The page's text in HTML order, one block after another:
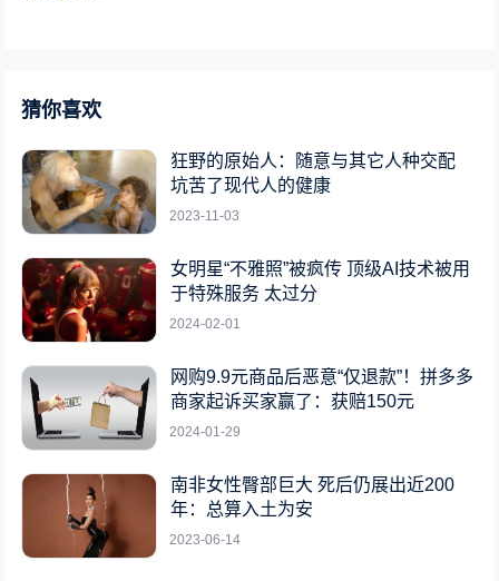
猜你喜欢
狂野的原始人：随意与其它人种交配
坑苦了现代人的健康
2023-11-03
女明星“不雅照”被疯传 顶级AI技术被用
于特殊服务 太过分
2024-02-01
网购9.9元商品后恶意“仅退款”！拼多多
商家起诉买家赢了：获赔150元
2024-01-29
南非女性臀部巨大 死后仍展出近200
年：总算入土为安
2023-06-14